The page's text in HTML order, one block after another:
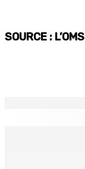
SOURCE : L’OMS